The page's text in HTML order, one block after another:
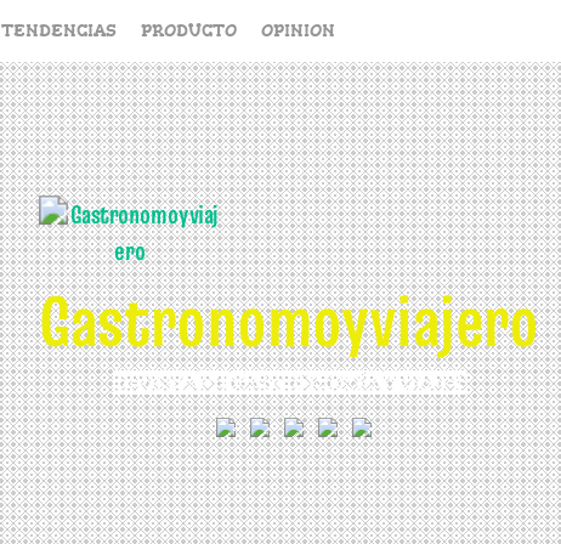
TENDENCIAS PRODUCTO OPINION
Gastronomoyviajero
REVISTA DE GASTRONOMÍA Y VIAJES